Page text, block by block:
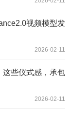
视频模型发
2026-02-11
这些仪式感，承包
2026-02-11